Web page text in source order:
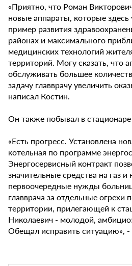
«Приятно, что Роман
новые аппараты, которые
пример развития
районах и максимального
медицинских технологий
территорий. Могу сказать, что
обслуживать большее
задачу главврачу увеличить
написал Костин.
Он также побывал в
«Есть прогресс. Установлена
котельная по программе
Энергосервисный контракт
значительные средства на газ и
первоочередные нужды
главврача за отдельные огрехи
территории, прилегающей к
Николаевич - молодой,
Обещал исправить ситуацию»,